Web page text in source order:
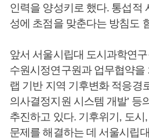
인력을 양성키로 했다. 통섭적
성에 초점을 맞춘다는 방침도
앞서 서울시립대 도시과학연
수원시정연구원과 업무협약을
랩 기반 지역 기후변화 적응경
의사결정지원 시스템 개발’ 등
추진하고 있다. 기후위기, 도시
문제를 해결하는 데 서울시립